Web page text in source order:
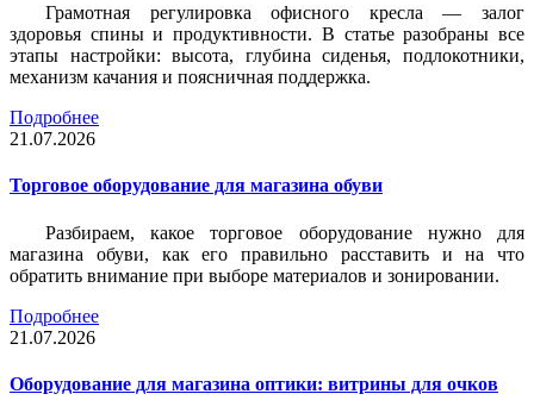
Грамотная регулировка офисного кресла — залог
здоровья спины и продуктивности. В статье разобраны все
этапы настройки: высота, глубина сиденья, подлокотники,
механизм качания и поясничная поддержка.
Подробнее
21.07.2026
Торговое оборудование для магазина обуви
Разбираем, какое торговое оборудование нужно для
магазина обуви, как его правильно расставить и на что
обратить внимание при выборе материалов и зонировании.
Подробнее
21.07.2026
Оборудование для магазина оптики: витрины для очков